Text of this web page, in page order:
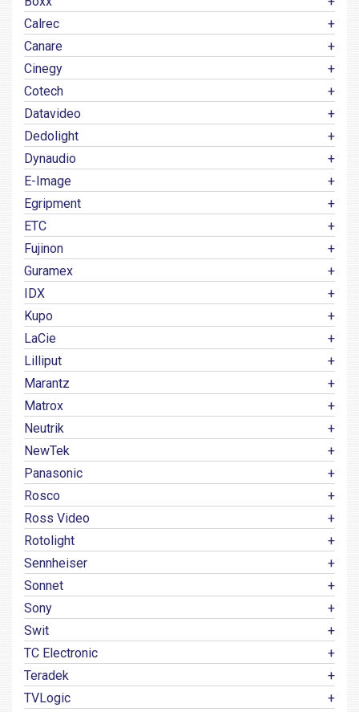
Calrec
Canare
Cinegy
Cotech
Datavideo
Dedolight
Dynaudio
E-Image
Egripment
ETC
Fujinon
Guramex
IDX
Kupo
LaCie
Lilliput
Marantz
Matrox
Neutrik
NewTek
Panasonic
Rosco
Ross Video
Rotolight
Sennheiser
Sonnet
Sony
Swit
TC Electronic
Teradek
TVLogic